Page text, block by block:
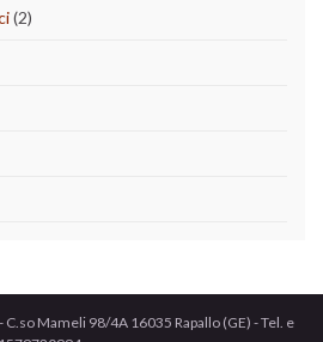
(2)
Mameli 98/4A 16035 Rapallo (GE) - Tel. e